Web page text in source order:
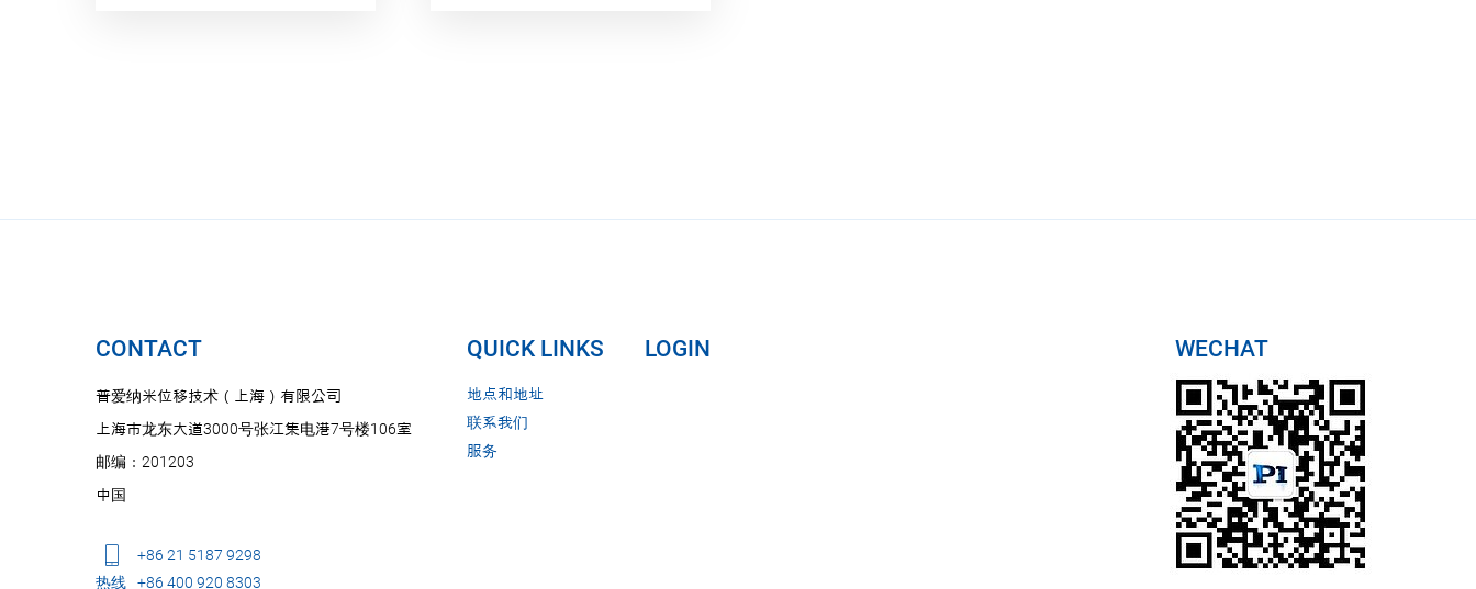
CONTACT
普爱纳米位移技术（上海）有限公司
上海市龙东大道3000号张江集电港7号楼106室
邮编：201203
中国
+86 21 5187 9298
热线
+86 400 920 8303
QUICK LINKS
地点和地址
联系我们
服务
LOGIN WECHAT